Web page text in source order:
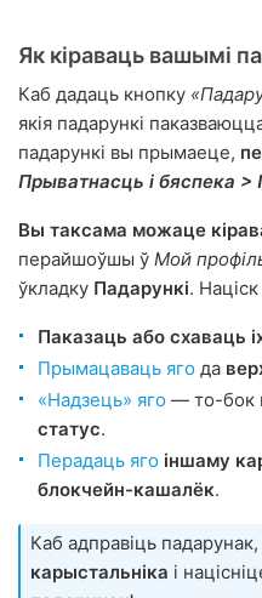
Як кіраваць вашымі
Каб дадаць кнопку
якія падарункі
падарункі вы прымаеце,
Прыватнасць і бяспека >
Вы таксама можаце
перайшоўшы ў Мой
ўкладку Падарункі.
Паказаць або схаваць
Прымацаваць яго да
«Надзець» яго — то-бок
статус.
Перадаць яго іншаму
блокчейн-кашалёк.
Каб адправіць падарунак,
карыстальніка і